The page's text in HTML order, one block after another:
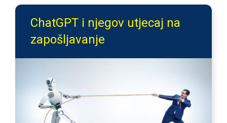
ChatGPT i njegov utjecaj na
zapošljavanje